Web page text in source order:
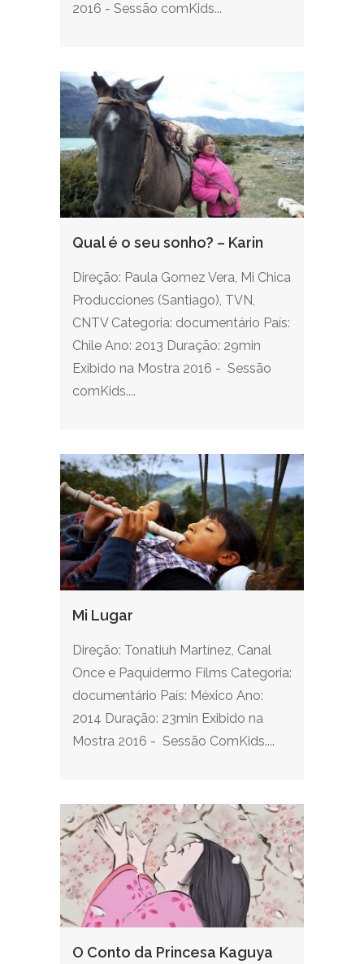
2016 - Sessão comKids...
Qual é o seu sonho? – Karin
Direção: Paula Gomez Vera, Mi Chica
Producciones (Santiago), TVN,
CNTV Categoria: documentário País:
Chile Ano: 2013 Duração: 29min
Exibido na Mostra 2016 - Sessão
comKids....
Mi Lugar
Direção: Tonatiuh Martínez, Canal
Once e Paquidermo Films Categoria:
documentário País: México Ano:
2014 Duração: 23min Exibido na
Mostra 2016 - Sessão ComKids....
O Conto da Princesa Kaguya